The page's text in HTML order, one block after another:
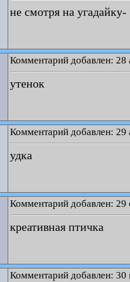
не смотря на угадайку-
Комментарий добавлен: 28
утенок
Комментарий добавлен: 29
удка
Комментарий добавлен: 29
креативная птичка
Комментарий добавлен: 30